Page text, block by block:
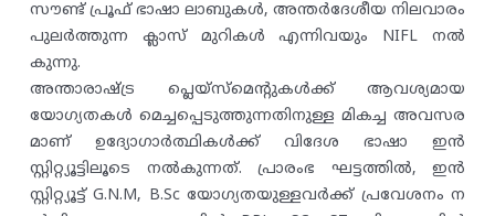
സൗണ്ട് പ്രൂഫ് ഭാഷാ ലാബുകൾ, അന്തർദേശീയ നിലവാരം
പുലർത്തുന്ന ക്ലാസ് മുറികൾ എന്നിവയും NIFL നൽ
കുന്നു.
അന്താരാഷ്‌ട്ര പ്ലെയ്‌സ്‌മെൻ്റുകൾക്ക് ആവശ്യമായ
യോഗ്യതകൾ മെച്ചപ്പെടുത്തുന്നതിനുള്ള മികച്ച അവസര
മാണ് ഉദ്യോഗാർത്ഥികൾക്ക്‌ വിദേശ ഭാഷാ ഇൻ
സ്റ്റിറ്റ്യൂട്ടിലൂടെ നൽകുന്നത്. പ്രാരംഭ ഘട്ടത്തിൽ, ഇൻ
സ്റ്റിറ്റ്യൂട്ട് G.N.M, B.Sc യോഗ്യതയുള്ളവർക്ക്‌ പ്രവേശനം ന